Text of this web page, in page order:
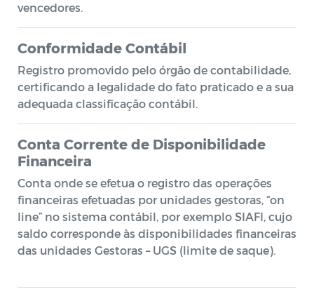
vencedores.
Conformidade Contábil
Registro promovido pelo órgão de contabilidade,
certificando a legalidade do fato praticado e a sua
adequada classificação contábil.
Conta Corrente de Disponibilidade
Financeira
Conta onde se efetua o registro das operações
financeiras efetuadas por unidades gestoras, “on
line” no sistema contábil, por exemplo SIAFI, cujo
saldo corresponde às disponibilidades financeiras
das unidades Gestoras – UGS (limite de saque).